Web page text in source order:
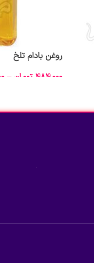
روغن بادام تلخ
484,000 تومان –